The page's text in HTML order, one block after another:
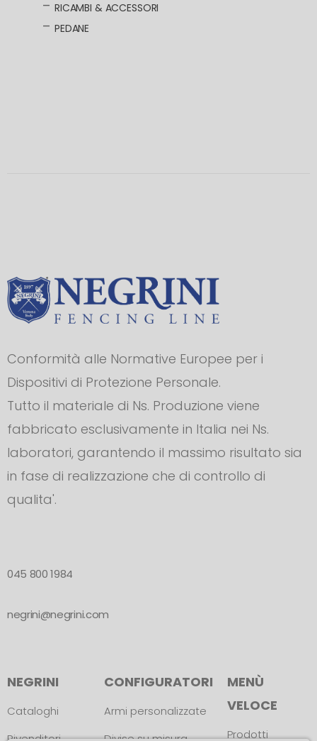
RICAMBI & ACCESSORI
PEDANE
Conformità alle Normative Europee per i
Dispositivi di Protezione Personale.
Tutto il materiale di Ns. Produzione viene
fabbricato esclusivamente in Italia nei Ns.
laboratori, garantendo il massimo risultato sia
in fase di realizzazione che di controllo di
qualita'.
045 800 1984
negrini@negrini.com
NEGRINI
Cataloghi
CONFIGURATORI
Armi personalizzate
MENÙ
VELOCE
Prodotti